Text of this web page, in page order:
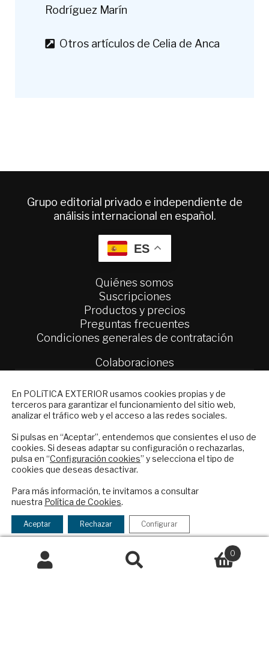
Rodríguez Marín
Otros artículos de Celia de Anca
Grupo editorial privado e independiente de
análisis internacional en español.
ES
Quiénes somos
Suscripciones
Productos y precios
Preguntas frecuentes
Condiciones generales de contratación
Colaboraciones
Contacto
Política Exterior
Afkar/Ideas
© 2026 - Fundación Análisis de Política
Legal|Política de Privacidad y de Cookies
Buscar
0
Financiado por el Programa KIT Digital. Plan de
Recuperación, Transformación y Resiliencia de
En POLíTICA EXTERIOR usamos cookies propias y de
terceros para garantizar el funcionamiento del sitio web,
analizar el tráfico web y el acceso a las redes sociales.
Si pulsas en “Aceptar”, entendemos que consientes el uso de
cookies. Si deseas adaptar su configuración o rechazarlas,
pulsa en “Configuración cookies” y selecciona el tipo de
cookies que deseas desactivar.
Para más información, te invitamos a consultar
nuestra Política de Cookies.
Aceptar Rechazar Configurar
NEWSLETTER
Suscríbase a nuestro boletín electrónico y
reciba en su correo el mejor análisis
internacional en español.
Checkbox
acepto
la
política
de
política de privacidad